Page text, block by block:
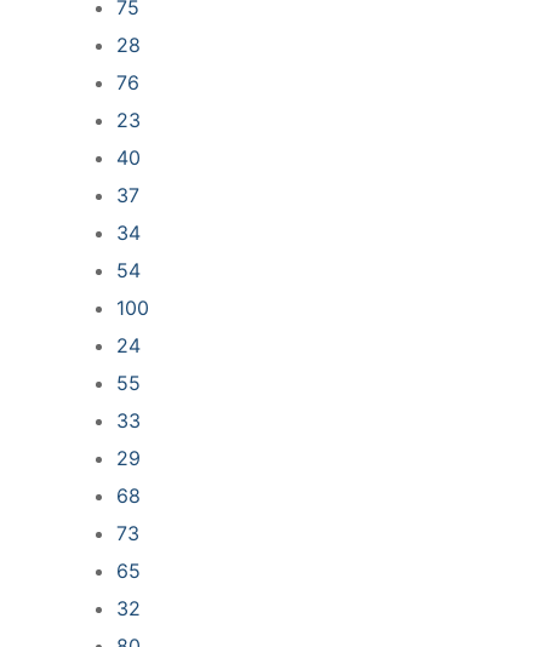
75
28
76
23
40
37
34
54
100
24
55
33
29
68
73
65
32